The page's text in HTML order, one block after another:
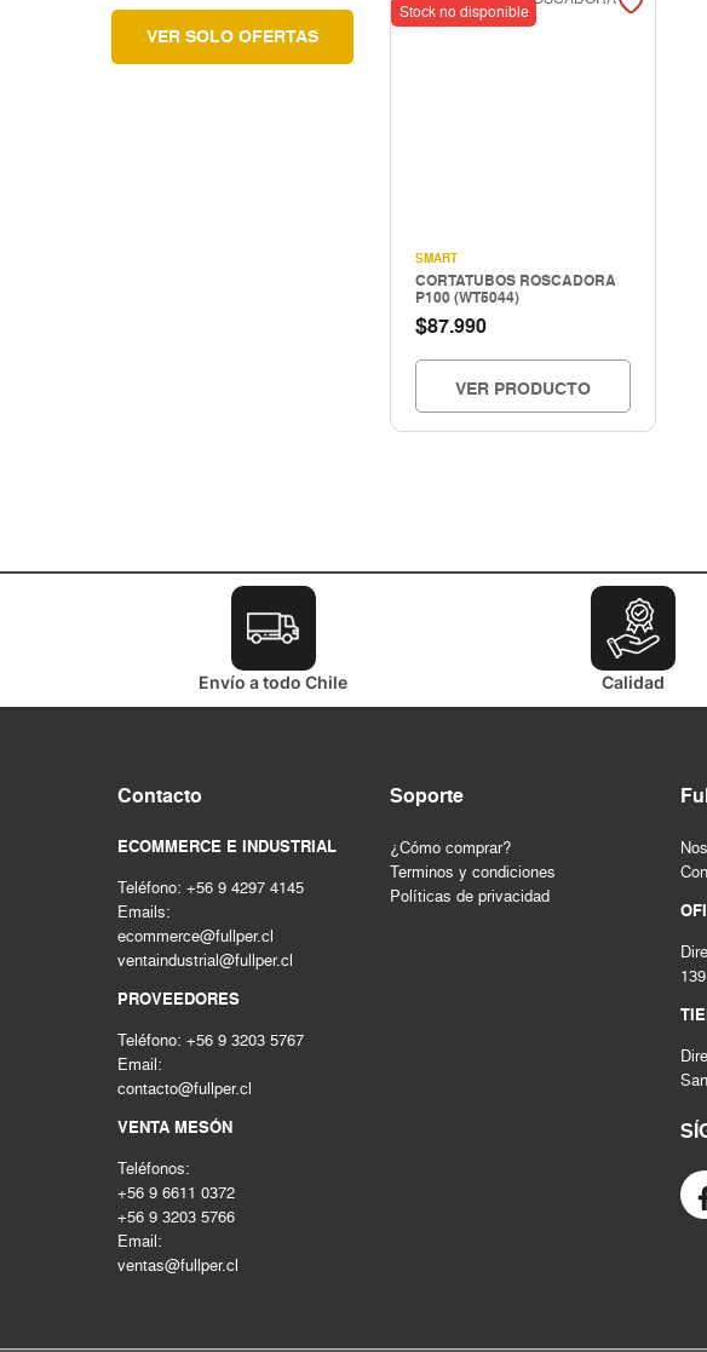
EQUIPAMIENTO TALLER Y
VULCANICACIÓN
equipos para grasa
MATERIALES PARA JUNTAS
MOTORES - GENERADORES
PERNOS Y FIJACIONES
SEGURIDAD INDUSTRIAL
TUBERIA E INSPECCION
Tuberias e inspección
Uso industrial
VER SOLO OFERTAS
Stock no disponible
SMART
CORTATUBOS ROSCADORA
P100 (WT5044)
$87.990
VER PRODUCTO
Envío a todo Chile Calidad
Contacto
ECOMMERCE E INDUSTRIAL
Teléfono: +56 9 4297 4145
Emails:
ecommerce@fullper.cl
ventaindustrial@fullper.cl
PROVEEDORES
Teléfono: +56 9 3203 5767
Email:
contacto@fullper.cl
VENTA MESÓN
Teléfonos:
+56 9 6611 0372
+56 9 3203 5766
Email:
ventas@fullper.cl
Soporte
¿Cómo comprar?
Terminos y condiciones
Políticas de privacidad